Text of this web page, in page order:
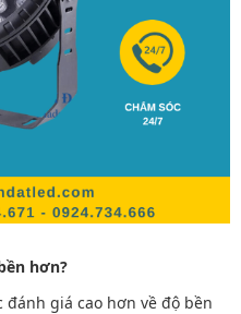
hơn?
đánh giá cao hơn về độ bền